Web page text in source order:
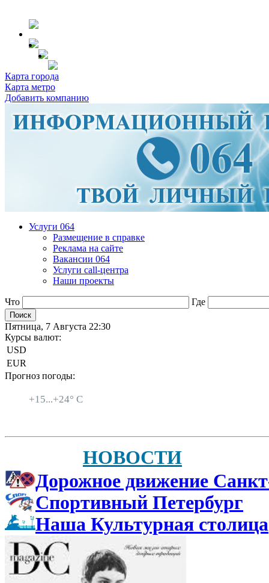
Карта города
Карта метро
Добавить компанию
Услуги 064
Размещение в справке
Реклама на сайте
Вакансии 064
Услуги call-центра
Наши проекты
Что Где
Пятница, 7 Августа 22:30
Курсы валют:
USD
EUR
Прогноз погоды:
+15...+24° C
НОВОСТИ
Дорожное движение
Спортивный Петербург
Наша Культурная столица